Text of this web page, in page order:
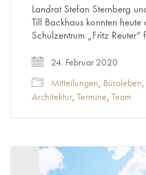
Landrat Stefan Sternberg
Till Backhaus konnten
Schulzentrum „Fritz
24. Februar 2020
Mitteilungen, Büroleben,
Architektur, Termine, Team